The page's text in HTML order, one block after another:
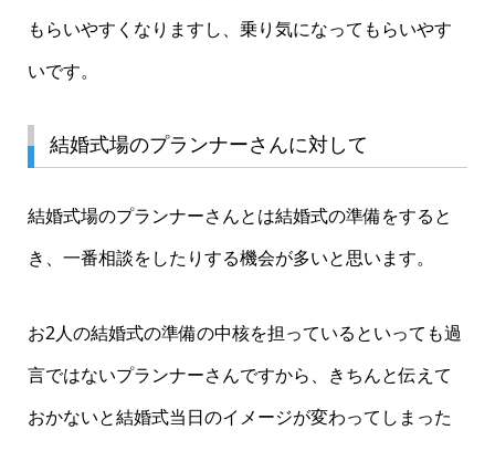
もらいやすくなりますし、乗り気になってもらいやす
いです。
結婚式場のプランナーさんに対して
結婚式場のプランナーさんとは結婚式の準備をすると
き、一番相談をしたりする機会が多いと思います。
お2人の結婚式の準備の中核を担っているといっても過
言ではないプランナーさんですから、きちんと伝えて
おかないと結婚式当日のイメージが変わってしまった